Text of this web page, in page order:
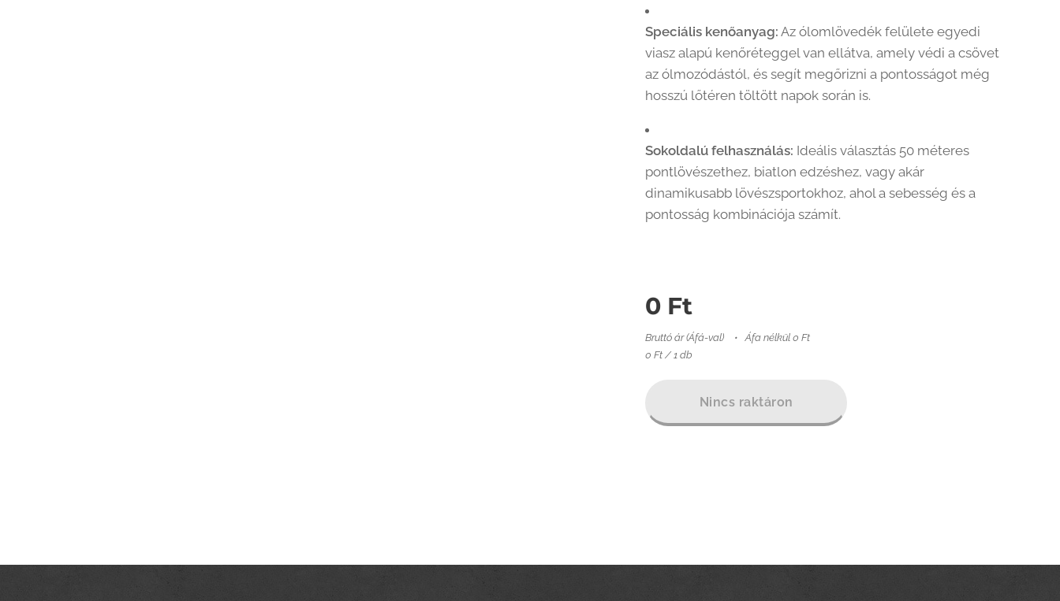
Speciális kenőanyag: Az ólomlövedék felülete egyedi
viasz alapú kenőréteggel van ellátva, amely védi a csövet
az ólmozódástól, és segít megőrizni a pontosságot még
hosszú lőtéren töltött napok során is.
Sokoldalú felhasználás: Ideális választás 50 méteres
pontlövészethez, biatlon edzéshez, vagy akár
dinamikusabb lövészsportokhoz, ahol a sebesség és a
pontosság kombinációja számít.
0 Ft
Bruttó ár (Áfá-val)
Áfa nélkül 0 Ft
0 Ft / 1 db
Nincs raktáron